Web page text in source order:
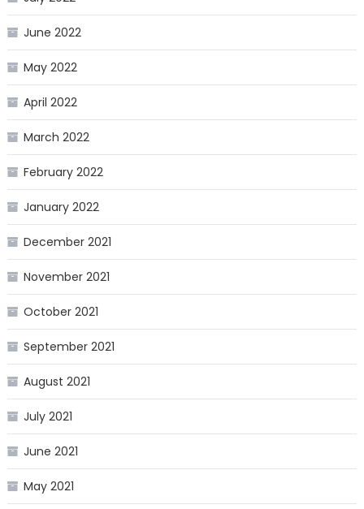
June 2022
May 2022
April 2022
March 2022
February 2022
January 2022
December 2021
November 2021
October 2021
September 2021
August 2021
July 2021
June 2021
May 2021